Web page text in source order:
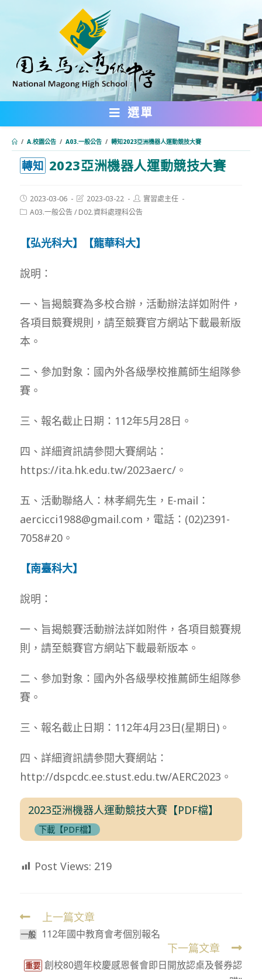
內
選單
/ A.校園公告 / A03.一般公告 / 轉知2023亞洲機器人運動競技大賽
轉知 2023亞洲機器人運動競技大賽
Post
published:
2023-03-06
Post
modified:
2023-03-22
Post
author:
實習處主任
PostA03.一般公告/ D02.資料處理科公告
【弘光科大】【龍華科大】
說明：
一、旨揭競賽為多校合辦，活動辦法詳如附件，
各項目競賽規則，請至競賽官方網站下載最新版
本。
二、參加對象：國內外各級學校推薦師生組隊參
賽。
三、報名截止日期：112年5月28日。
四、詳細資訊請參閱大賽網站：
https://ita.hk.edu.tw/2023aerc/。
五、活動聯絡人：林孝綱先生，E-mail：
aercicci1988@gmail.com，電話：(02)2391-
7058#20。
【南臺科大】
說明：
一、旨揭競賽活動辦法詳如附件，各項目競賽規
則，請至競賽官方網站下載最新版本。
二、參加對象：國內外各級學校推薦師生組隊參
賽。
三、報名截止日期：112年4月23日(星期日)。
四、詳細資訊請參閱大賽網站：
http://dspcdc.ee.stust.edu.tw/AERC2023。
2023亞洲機器人運動競技大賽【PDF檔】
下載【PDF檔】
Post Views: 219
Read
more
上一篇文章
一般 112年國中教育會考個別報名
下一篇文章
重要 創校80週年校慶感恩餐會即日開放認桌及餐券認